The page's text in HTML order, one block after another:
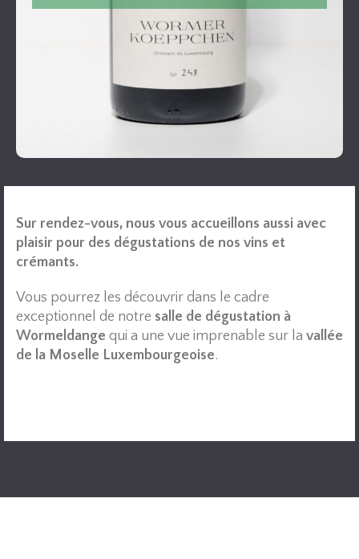
domine le vignoble et confère à ce lieu une aura
mystique qui se reflète dans ses célèbres vins.
Ce crémant exprime à la fois l’ambition
Decouvrir
Sur rendez-vous, nous vous accueillons aussi avec
plaisir pour des dégustations de nos vins et
crémants.
Vous pourrez les découvrir dans le cadre
exceptionnel de notre salle de dégustation à
Wormeldange qui a une vue imprenable sur la vallée
de la Moselle Luxembourgeoise.